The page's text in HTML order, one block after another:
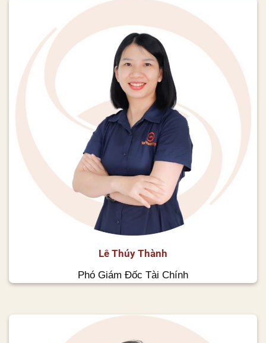
Lê Thúy Thành
Phó Giám Đốc Tài Chính